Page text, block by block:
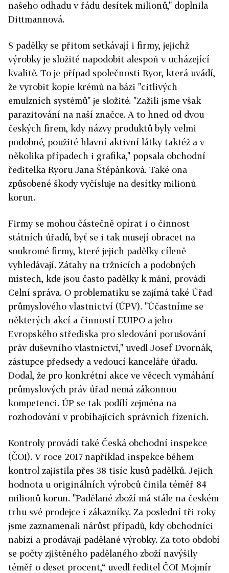
našeho odhadu v řádu desítek milionů," doplnila
Dittmannová.
S padělky se přitom setkávají i firmy, jejichž
výrobky je složité napodobit alespoň v ucházející
kvalitě. To je případ společnosti Ryor, která uvádí,
že vyrobit kopie krémů na bázi "citlivých
emulzních systémů" je složité. "Zažili jsme však
parazitování na naší značce. A to hned od dvou
českých firem, kdy názvy produktů byly velmi
podobné, použité hlavní aktivní látky taktéž a v
několika případech i grafika," popsala obchodní
ředitelka Ryoru Jana Štěpánková. Také ona
způsobené škody vyčísluje na desítky milionů
korun.
Firmy se mohou částečně opírat i o činnost
státních úřadů, byť se i tak musejí obracet na
soukromé firmy, které jejich padělky cíleně
vyhledávají. Zátahy na tržnicích a podobných
místech, kde jsou často padělky k mání, provádí
Celní správa. O problematiku se zajímá také Úřad
průmyslového vlastnictví (ÚPV). "Účastníme se
některých akcí a činností EUIPO a jeho
Evropského střediska pro sledování porušování
práv duševního vlastnictví," uvedl Josef Dvornák,
zástupce předsedy a vedoucí kanceláře úřadu.
Dodal, že pro konkrétní akce ve věcech vymáhání
průmyslových práv úřad nemá zákonnou
kompetenci. ÚP se tak podílí zejména na
rozhodování v probíhajících správních řízeních.
Kontroly provádí také Česká obchodní inspekce
(ČOI). V roce 2017 například inspekce během
kontrol zajistila přes 38 tisíc kusů padělků. Jejich
hodnota u originálních výrobců činila téměř 84
milionů korun. "Padělané zboží má stále na českém
trhu své prodejce i zákazníky. Za poslední tři roky
jsme zaznamenali nárůst případů, kdy obchodníci
nabízí a prodávají padělané výrobky. Za toto období
se počty zjištěného padělaného zboží navýšily
téměř o deset procent,“ uvedl ředitel ČOI Mojmír